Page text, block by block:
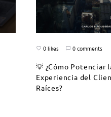
0 likes
0 comments
💡 ¿Cómo Potenciar
Experiencia del
Raíces?